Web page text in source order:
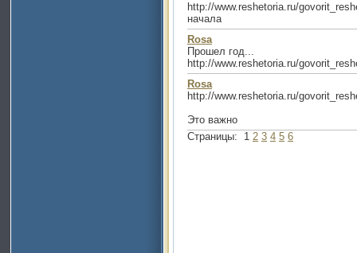
http://www.reshetoria.ru/
начала
Rosa
Прошел год...
http://www.reshetoria.ru/
Rosa
http://www.reshetoria.ru/
Это важно
Страницы: 1 2 3 4 5 6